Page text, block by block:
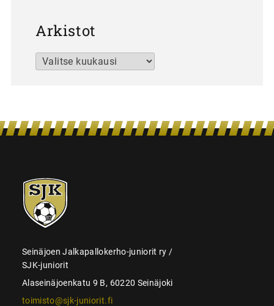
Arkistot
Arkistot
SJK-
juniorit
Seinäjoen Jalkapallokerho-juniorit ry /
SJK-juniorit
Alaseinäjoenkatu 9 B, 60220 Seinäjoki
toimisto@sjk-juniorit.fi